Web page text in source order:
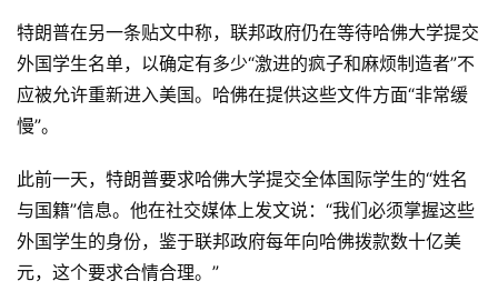
特朗普在另一条贴文中称，联邦政府仍在等待哈佛大学提交
外国学生名单，以确定有多少“激进的疯子和麻烦制造者”不
应被允许重新进入美国。哈佛在提供这些文件方面“非常缓
慢”。
此前一天，特朗普要求哈佛大学提交全体国际学生的“姓名
与国籍”信息。他在社交媒体上发文说：“我们必须掌握这些
外国学生的身份，鉴于联邦政府每年向哈佛拨款数十亿美
元，这个要求合情合理。”